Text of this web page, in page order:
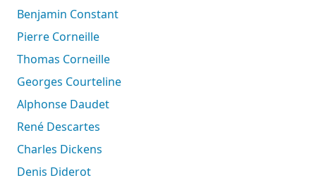
Benjamin Constant
Pierre Corneille
Thomas Corneille
Georges Courteline
Alphonse Daudet
René Descartes
Charles Dickens
Denis Diderot